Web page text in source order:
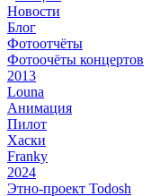
Новости
Блог
Фотоотчёты
Фотоочёты концертов
2013
Louna
Анимация
Пилот
Хаски
Franky
2024
Этно-проект Todosh